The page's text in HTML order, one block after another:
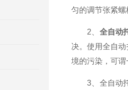
匀的调节张紧
2、 全自动
决。使用全自
境的污染，可
3、全自动托